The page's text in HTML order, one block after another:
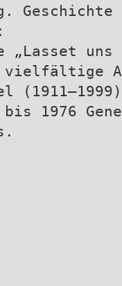
„Lasset
vielfältige
bis 1976